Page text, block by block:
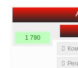
1 790